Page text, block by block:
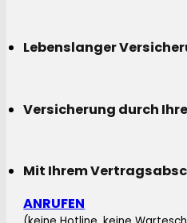
Lebenslanger
Versicherung durch
Mit Ihrem
ANRUFEN